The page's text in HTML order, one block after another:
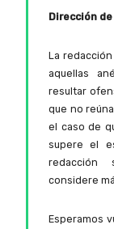
Dirección
La
aquellas
resultar
que no
el caso de
supere el
redacción
considere
Esperamos